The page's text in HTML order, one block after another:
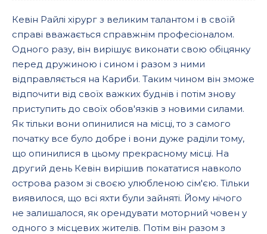
Кевін Райлі хірург з великим талантом і в своїй
справі вважається справжнім професіоналом.
Одного разу, він вирішує виконати свою обіцянку
перед дружиною і сином і разом з ними
відправляється на Кариби. Таким чином він зможе
відпочити від своїх важких буднів і потім знову
приступить до своїх обов'язків з новими силами.
Як тільки вони опинилися на місці, то з самого
початку все було добре і вони дуже раділи тому,
що опинилися в цьому прекрасному місці. На
другий день Кевін вирішив покататися навколо
острова разом зі своєю улюбленою сім'єю. Тільки
виявилося, що всі яхти були зайняті. Йому нічого
не залишалося, як орендувати моторний човен у
одного з місцевих жителів. Потім він разом з